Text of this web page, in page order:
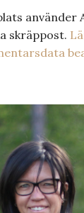
använder
skräppost.